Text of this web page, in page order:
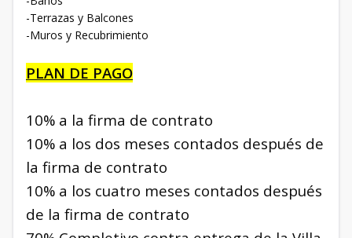
-Terrazas y Balcones
-Muros y Recubrimiento
PLAN DE PAGO
10% a la firma de contrato
10% a los dos meses contados después de
la firma de contrato
10% a los cuatro meses contados después
de la firma de contrato